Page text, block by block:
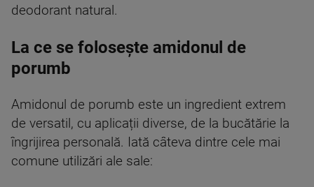
deodorant natural.
La ce se folosește amidonul de
porumb
Amidonul de porumb este un ingredient extrem
de versatil, cu aplicații diverse, de la bucătărie la
îngrijirea personală. Iată câteva dintre cele mai
comune utilizări ale sale: